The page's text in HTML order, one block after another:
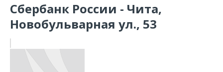
Сбербанк России - Чита,
Новобульварная ул., 53